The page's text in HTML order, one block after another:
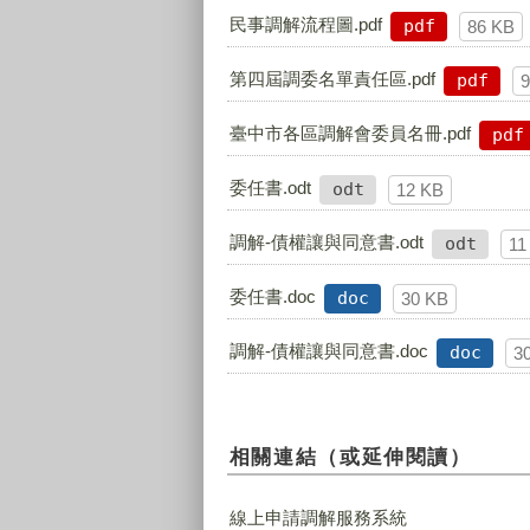
民事調解流程圖.pdf pdf 86 KB
第四屆調委名單責任區.pdf pdf
臺中市各區調解會委員名冊.pdf pdf
委任書.odt odt 12 KB
調解-債權讓與同意書.odt odt
委任書.doc doc 30 KB
調解-債權讓與同意書.doc doc
相關連結（或延伸閱讀）
線上申請調解服務系統